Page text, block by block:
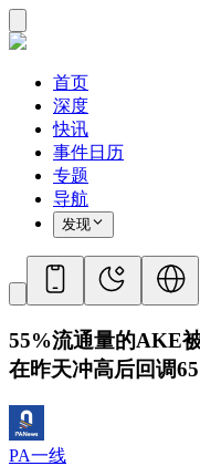
首页
深度
快讯
事件日历
专题
导航
发现
55%流通量的AKE
在昨天冲高后回调
PA一线